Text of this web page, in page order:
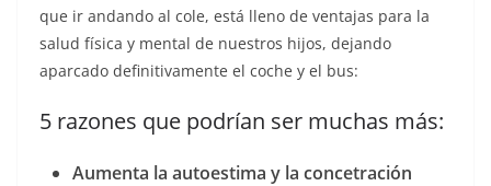
que ir andando al cole, está lleno de ventajas para la
salud física y mental de nuestros hijos, dejando
aparcado definitivamente el coche y el bus:
5 razones que podrían ser muchas más:
Aumenta la autoestima y la concetración